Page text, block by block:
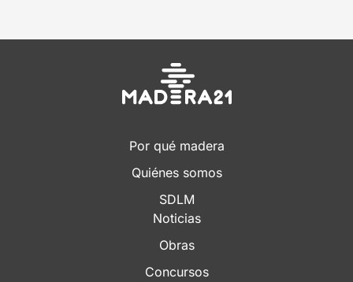
Por qué madera
Quiénes somos
SDLM
Noticias
Obras
Concursos